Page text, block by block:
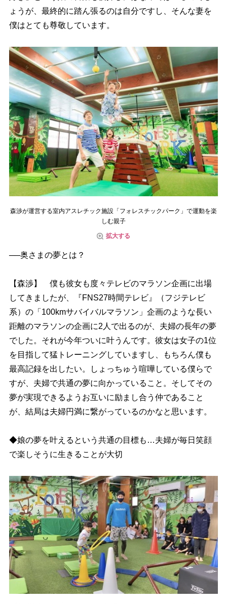
ょうが、最終的に踏ん張るのは自分ですし、そんな妻を
僕はとても尊敬しています。
森渉が運営する室内アスレチック施設「フォレスチックパーク」で運動を楽
しむ親子
拡大する
──奥さまの夢とは？
【森渉】 僕も彼女も度々テレビのマラソン企画に出場
してきましたが、『FNS27時間テレビ』（フジテレビ
系）の「100kmサバイバルマラソン」企画のような長い
距離のマラソンの企画に2人で出るのが、夫婦の長年の夢
でした。それが今年ついに叶うんです。彼女は女子の1位
を目指して猛トレーニングしていますし、もちろん僕も
最高記録を出したい。しょっちゅう喧嘩している僕らで
すが、夫婦で共通の夢に向かっていること。そしてその
夢が実現できるようお互いに励まし合う仲であること
が、結局は夫婦円満に繋がっているのかなと思います。
◆娘の夢を叶えるという共通の目標も…夫婦が毎日笑顔
で楽しそうに生きることが大切